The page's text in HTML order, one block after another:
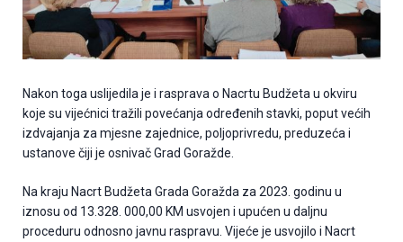
Nakon toga uslijedila je i rasprava o Nacrtu Budžeta u okviru
koje su vijećnici tražili povećanja određenih stavki, poput većih
izdvajanja za mjesne zajednice, poljoprivredu, preduzeća i
ustanove čiji je osnivač Grad Goražde.
Na kraju Nacrt Budžeta Grada Goražda za 2023. godinu u
iznosu od 13.328. 000,00 KM usvojen i upućen u daljnu
proceduru odnosno javnu raspravu. Vijeće je usvojilo i Nacrt